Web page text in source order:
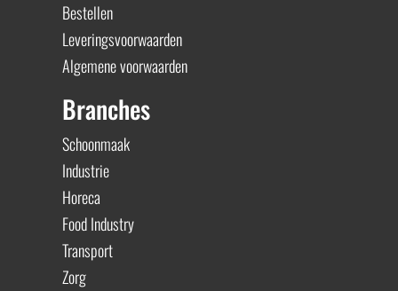
Bestellen
Leveringsvoorwaarden
Algemene voorwaarden
Branches
Schoonmaak
Industrie
Horeca
Food Industry
Transport
Zorg